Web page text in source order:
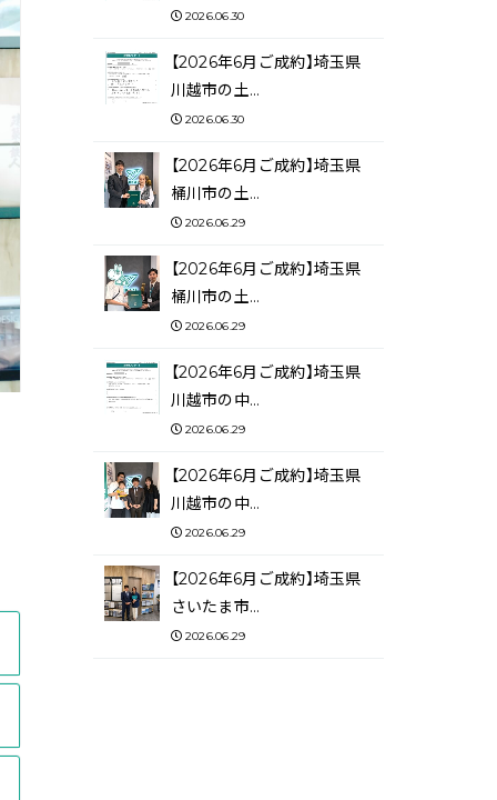
2026.06.30
【2026年6月ご成約】埼玉県
川越市の土…
2026.06.30
【2026年6月ご成約】埼玉県
桶川市の土…
2026.06.29
【2026年6月ご成約】埼玉県
桶川市の土…
2026.06.29
【2026年6月ご成約】埼玉県
川越市の中…
2026.06.29
【2026年6月ご成約】埼玉県
川越市の中…
2026.06.29
【2026年6月ご成約】埼玉県
さいたま市…
2026.06.29